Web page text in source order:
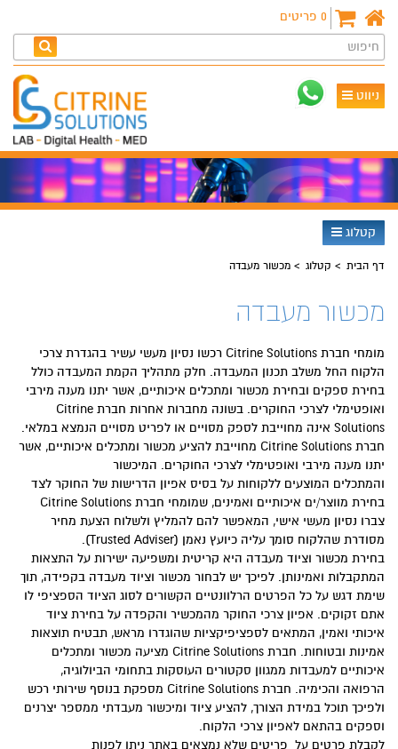
0 פריטים
חיפוש
ניווט
קטלוג
דף הבית קטלוג מכשור מעבדה
מכשור מעבדה
מומחי חברת Citrine Solutions רכשו נסיון מעשי עשיר בהגדרת צרכי
הלקוח החל משלב תכנון המעבדה. חלק מתהליך הקמת המעבדה כולל
בחירת ספקים ובחירת מכשור ומתכלים איכותיים, אשר יתנו מענה מירבי
ואופטימלי לצרכי החוקרים. בשונה מחברות אחרות חברת Citrine
Solutions אינה מחוייבת לספק מסויים או לפריט מסויים הנמצא במלאי.
חברת Citrine Solutions מחוייבת להציע מכשור ומתכלים איכותיים, אשר
יתנו מענה מירבי ואופטימלי לצרכי החוקרים. המיכשור
והמתכלים המוצעים ללקוחות על בסיס אפיון הדרישות של החוקר לצד
בחירת מווצר/ים איכותיים ואמינים, שמומחי חברת Citrine Solutions
צברו נסיון מעשי אישי, המאפשר להם להמליץ ולשלוח הצעת מחיר
מסודרת שהלקוח סומך עליה כיועץ נאמן (Trusted Adviser).
בחירת מכשור וציוד מעבדה היא קריטית ומשפיעה ישירות על התצאות
המתקבלות ואמינותן. לפיכך יש לבחור מכשור וציוד מעבדה בקפידה, תוך
שימת דגש על כל הפרטים הרלוונטיים הקשורים לסוג הציוד הספציפי לו
אתם זקוקים. אפיון צרכי החוקר מהמכשיר והקפדה על בחירת ציוד
איכותי ואמין, המתאים לספציפיקציות שהוגדרו מראש, תבטיח תוצאות
אמינות ובטוחות. חברת Citrine Solutions מציעה מכשור ומתכלים
איכותיים למעבדות ממגוון סקטורים העוסקות בתחומי הביולוגיה,
הרפואה והכימיה. חברת Citrine Solutions מספקת בנוסף שירותי רכש
ולפיכך תוכל במידת הצורך, להציע ציוד ומיכשור מעבדתי ממספר יצרנים
וספקים בהתאם לאפיון צרכי הלקוח.
לקבלת פרטים על פריטים שלא נמצאים באתר ניתן לפנות